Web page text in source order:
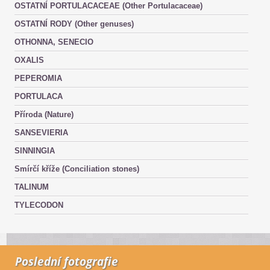
OSTATNÍ PORTULACACEAE (Other Portulacaceae)
OSTATNÍ RODY (Other genuses)
OTHONNA, SENECIO
OXALIS
PEPEROMIA
PORTULACA
Příroda (Nature)
SANSEVIERIA
SINNINGIA
Smírčí kříže (Conciliation stones)
TALINUM
TYLECODON
Poslední fotografie